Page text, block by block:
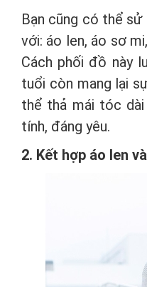
Bạn cũng có thể
với: áo len, áo sơ
Cách phối đồ này
tuổi còn mang lại
thể thả mái tóc
tính, đáng yêu.
2. Kết hợp áo len